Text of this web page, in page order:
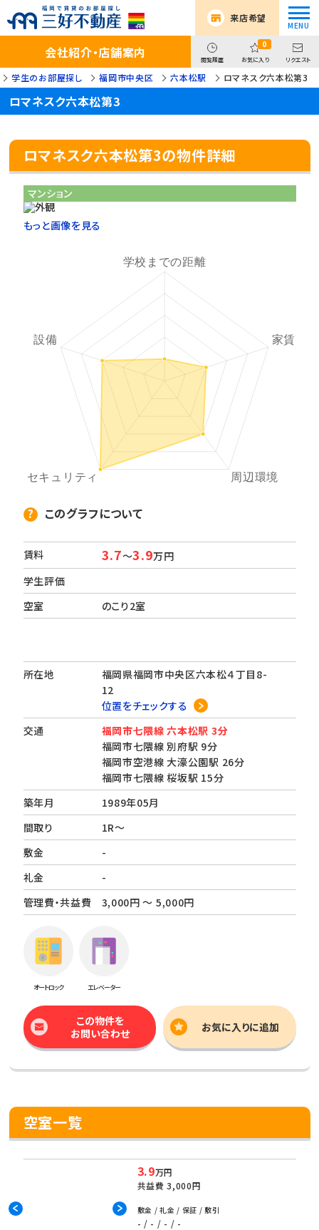
来店希望
会社紹介・店舗案内 閲覧履歴
0
お気に入り リクエスト
学生のお部屋探し 福岡市中央区 六本松駅 ロマネスク六本松第3
ロマネスク六本松第3
ロマネスク六本松第3の物件詳細
マンション
もっと画像を見る
このグラフについて
賃料 3.7～3.9万円
学生評価
空室
のこり2室
所在地
福岡県福岡市中央区六本松４丁目8-
12
位置をチェックする
交通
福岡市七隈線 六本松駅 3分
福岡市七隈線 別府駅 9分
福岡市空港線 大濠公園駅 26分
福岡市七隈線 桜坂駅 15分
築年月
1989年05月
間取り
1R～
敷金
-
礼金
-
管理費・共益費
3,000円 ～ 5,000円
オートロック エレベーター
この物件を
お問い合わせ
お気に入りに追加
空室一覧
3.9万円
共益費3,000円
敷金 / 礼金 / 保証 / 敷引
- / - / - / -